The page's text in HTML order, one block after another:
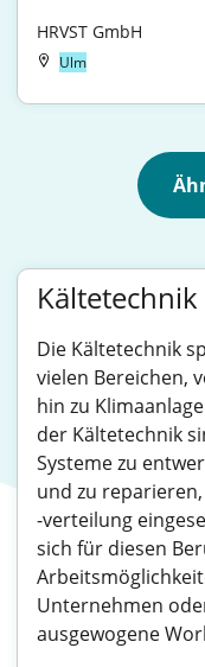
HRVST GmbH
Ulm
Kältetechnik
Die Kältetechnik
vielen Bereichen,
hin zu
der Kältetechnik
Systeme zu
und zu
-verteilung
sich für diesen
Unternehmen
ausgewogene